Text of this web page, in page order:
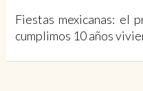
Fiestas mexicanas: el
cumplimos 10 años